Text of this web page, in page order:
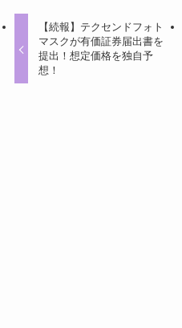
【続報】テクセンドフォト
マスクが有価証券届出書を
提出！想定価格を独自予
想！